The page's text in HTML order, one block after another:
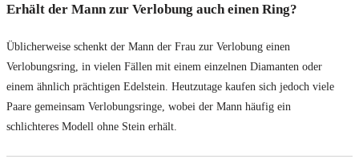
Erhält der Mann zur Verlobung auch einen Ring?
Üblicherweise schenkt der Mann der Frau zur Verlobung einen
Verlobungsring, in vielen Fällen mit einem einzelnen Diamanten oder
einem ähnlich prächtigen Edelstein. Heutzutage kaufen sich jedoch viele
Paare gemeinsam Verlobungsringe, wobei der Mann häufig ein
schlichteres Modell ohne Stein erhält.